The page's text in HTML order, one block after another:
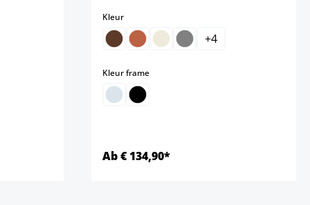
Kleurselect
+4
Kleur frameselect
Ab € 134,90*